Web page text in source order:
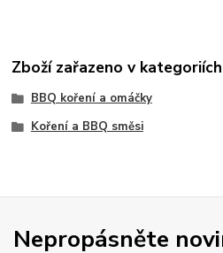
Zboží zařazeno v kategoriích
BBQ koření a omáčky
Koření a BBQ směsi
Nepropásněte